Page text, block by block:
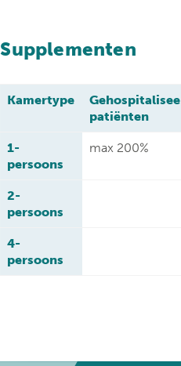
Supplementen
Kamertype
patiënten
1-
persoons
max 200%
2-
persoons
4-
persoons